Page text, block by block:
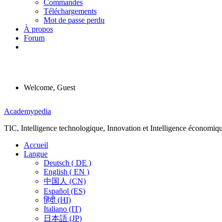
Commandes
Téléchargements
Mot de passe perdu
À propos
Forum
Welcome, Guest
Menu
Academypedia
TIC, Intelligence technologique, Innovation et Intelligence
Accueil
Langue
Deutsch ( DE )
English ( EN )
中国人 (CN)
Español (ES)
हिंदी (HI)
Italiano (IT)
日本語 (JP)